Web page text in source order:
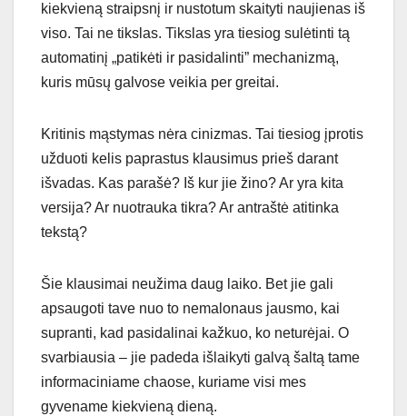
kiekvieną straipsnį ir nustotum skaityti naujienas iš
viso. Tai ne tikslas. Tikslas yra tiesiog sulėtinti tą
automatinį „patikėti ir pasidalinti” mechanizmą,
kuris mūsų galvose veikia per greitai.
Kritinis mąstymas nėra cinizmas. Tai tiesiog įprotis
užduoti kelis paprastus klausimus prieš darant
išvadas. Kas parašė? Iš kur jie žino? Ar yra kita
versija? Ar nuotrauka tikra? Ar antraštė atitinka
tekstą?
Šie klausimai neužima daug laiko. Bet jie gali
apsaugoti tave nuo to nemalonaus jausmo, kai
supranti, kad pasidalinai kažkuo, ko neturėjai. O
svarbiausia – jie padeda išlaikyti galvą šaltą tame
informaciniame chaose, kuriame visi mes
gyvename kiekvieną dieną.